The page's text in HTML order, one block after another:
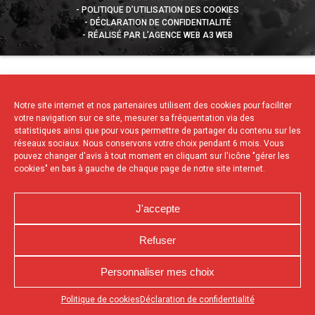
Notre site internet et nos partenaires utilisent des cookies pour faciliter
votre navigation sur ce site, mesurer sa fréquentation via des
statistiques ainsi que pour vous permettre de partager du contenu sur les
réseaux sociaux. Nous conservons votre choix pendant 6 mois. Vous
pouvez changer d'avis à tout moment en cliquant sur l'icône "gérer les
cookies" en bas à gauche de chaque page de notre site internet.
J'accepte
Refuser
Personnaliser mes choix
Politique de cookies Déclaration de confidentialité
Appuyez sur le bouton partager en bas de votre
POLITIQUE D’UTILISATION DES COOKIES
DÉCLARATION DE CONFIDENTIALITÉ
RÉALISÉ PAR L’AGENCE WEB A3 WEB